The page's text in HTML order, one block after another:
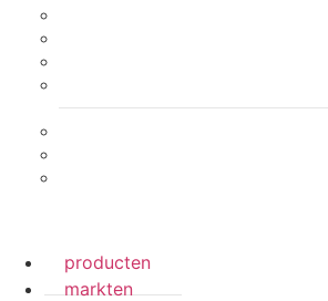
producten
markten